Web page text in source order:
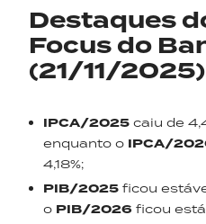
Destaques
Focus do
(21/11/
IPCA/2025 caiu de
enquanto o IPCA/
4,18%;
PIB/2025 ficou
o PIB/2026 ficou